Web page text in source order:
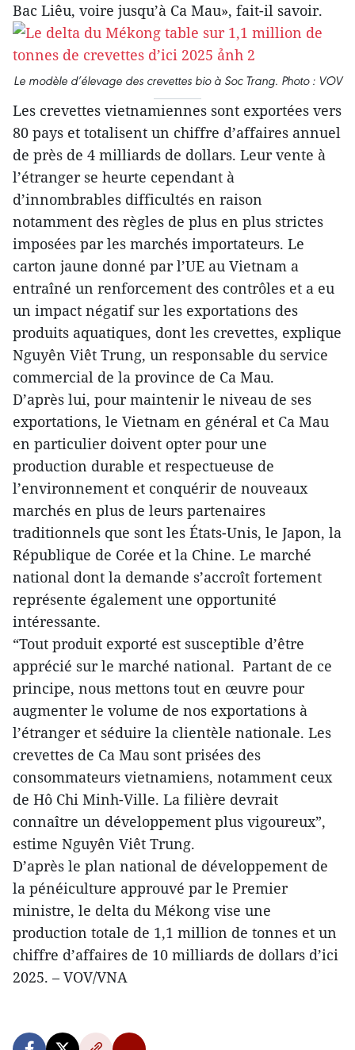
Bac Liêu, voire jusqu’à Ca Mau», fait-il savoir.
Le modèle d’élevage des crevettes bio à Soc Trang. Photo : VOV
Les crevettes vietnamiennes sont exportées vers
80 pays et totalisent un chiffre d’affaires annuel
de près de 4 milliards de dollars. Leur vente à
l’étranger se heurte cependant à
d’innombrables difficultés en raison
notamment des règles de plus en plus strictes
imposées par les marchés importateurs. Le
carton jaune donné par l’UE au Vietnam a
entraîné un renforcement des contrôles et a eu
un impact négatif sur les exportations des
produits aquatiques, dont les crevettes, explique
Nguyên Viêt Trung, un responsable du service
commercial de la province de Ca Mau.
D’après lui, pour maintenir le niveau de ses
exportations, le Vietnam en général et Ca Mau
en particulier doivent opter pour une
production durable et respectueuse de
l’environnement et conquérir de nouveaux
marchés en plus de leurs partenaires
traditionnels que sont les États-Unis, le Japon, la
République de Corée et la Chine. Le marché
national dont la demande s’accroît fortement
représente également une opportunité
intéressante.
“Tout produit exporté est susceptible d’être
apprécié sur le marché national. Partant de ce
principe, nous mettons tout en œuvre pour
augmenter le volume de nos exportations à
l’étranger et séduire la clientèle nationale. Les
crevettes de Ca Mau sont prisées des
consommateurs vietnamiens, notamment ceux
de Hô Chi Minh-Ville. La filière devrait
connaître un développement plus vigoureux”,
estime Nguyên Viêt Trung.
D’après le plan national de développement de
la pénéiculture approuvé par le Premier
ministre, le delta du Mékong vise une
production totale de 1,1 million de tonnes et un
chiffre d’affaires de 10 milliards de dollars d’ici
2025. – VOV/VNA